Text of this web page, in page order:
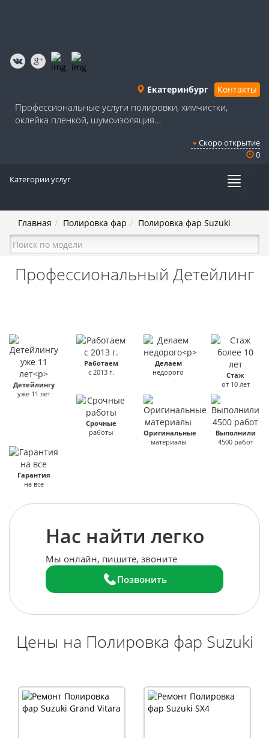
Екатеринбург Контакты
Профессиональные услуги полировки, химчистки,
оклейка пленкой, шумоизоляция...
Скоро открытие
0
Категории услуг
Главная Полировка фар Полировка фар Suzuki
Профессиональный Детейлинг
Детейлингу
уже 11 лет
Работаем
с 2013 г.
Делаем
недорого
Стаж
от 10 лет
Срочные
работы
Оригинальные
материалы
Выполнили
4500 работ
Гарантия
на все
Нас найти легко
Мы онлайн, пишите, звоните
Позвонить
Цены на Полировка фар Suzuki